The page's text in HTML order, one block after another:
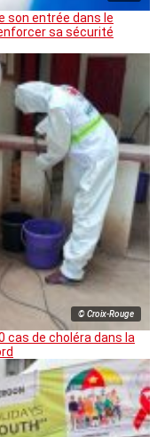
son entrée dans le
sa sécurité
© Croix-Rouge
cas de choléra dans la